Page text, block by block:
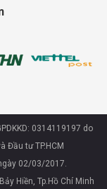
0314119197 do
Đầu tư TP.HCM
02/03/2017.
Hiền, Tp.Hồ Chí Minh